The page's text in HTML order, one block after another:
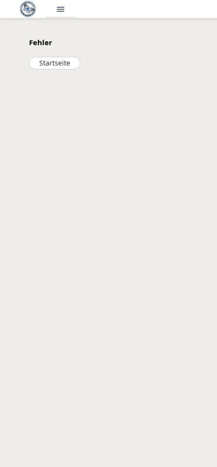
menu
Fehler
Startseite